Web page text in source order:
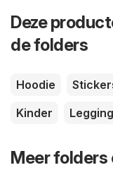
Deze
de folders
Hoodie
Kinder
Legging
Meer folders